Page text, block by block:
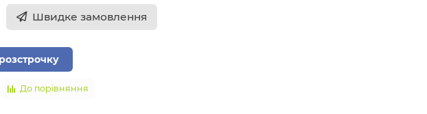
Швидке замовлення
До порівняння